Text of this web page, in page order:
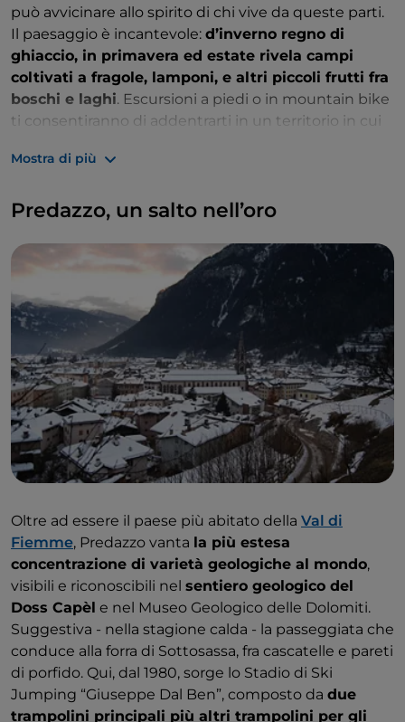
può avvicinare allo spirito di chi vive da queste parti.
Il paesaggio è incantevole: d’inverno regno di
ghiaccio, in primavera ed estate rivela campi
coltivati a fragole, lamponi, e altri piccoli frutti fra
boschi e laghi. Escursioni a piedi o in mountain bike
ti consentiranno di addentrarti in un territorio in cui
Mostra di più
Predazzo, un salto nell’oro
Oltre ad essere il paese più abitato della Val di
Fiemme, Predazzo vanta la più estesa
concentrazione di varietà geologiche al mondo,
visibili e riconoscibili nel sentiero geologico del
Doss Capèl e nel Museo Geologico delle Dolomiti.
Suggestiva - nella stagione calda - la passeggiata che
conduce alla forra di Sottosassa, fra cascatelle e pareti
di porfido. Qui, dal 1980, sorge lo Stadio di Ski
Jumping “Giuseppe Dal Ben”, composto da due
trampolini principali più altri trampolini per gli